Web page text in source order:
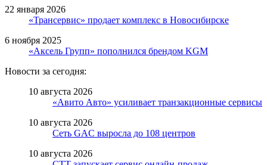
22 января 2026
«Трансервис» продает комплекс в Новосибирске
6 ноября 2025
«Аксель Групп» пополнился брендом KGM
Новости за сегодня:
10 августа 2026
«Авито Авто» усиливает транзакционные сервисы
10 августа 2026
Сеть GAC выросла до 108 центров
10 августа 2026